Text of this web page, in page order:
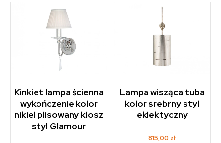
Kinkiet lampa ścienna
wykończenie kolor
nikiel plisowany klosz
styl Glamour
Lampa wisząca tuba
kolor srebrny styl
eklektyczny
815,00 zł